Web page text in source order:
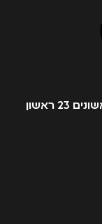
מגדל מילניה, קומה 18 רחוב שד' הראשונים 23 ראשון